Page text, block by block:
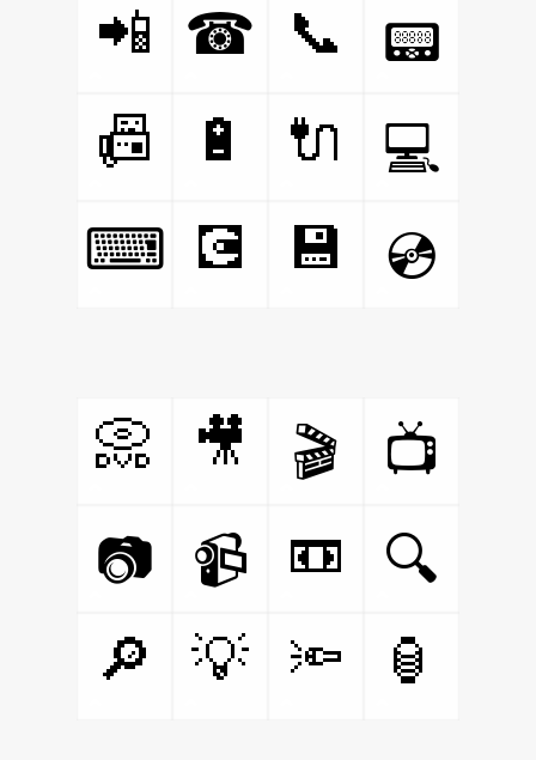
📲
☎ 📞
📟
📠
🔋 🔌
💻
⌨
💽 💾 💿
📀 🎥 🎬
📺
📷
📹 📼
🔍
🔎
💡 🔦 🏮